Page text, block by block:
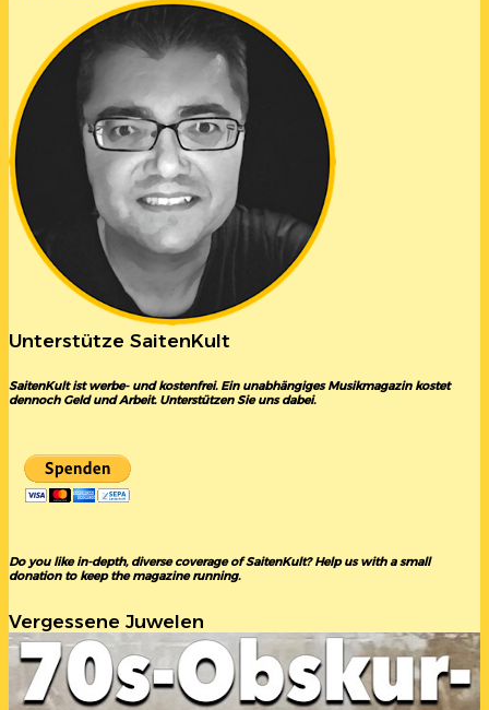
Unterstütze SaitenKult
SaitenKult ist werbe- und kostenfrei. Ein unabhängiges Musikmagazin kostet
dennoch Geld und Arbeit. Unterstützen Sie uns dabei.
Do you like in-depth, diverse coverage of SaitenKult? Help us with a small
donation to keep the magazine running.
Vergessene Juwelen